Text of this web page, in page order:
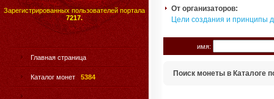
Зарегистрированных пользователей портала
7217.
Главная страница
Каталог монет 5384
От организаторов:
Цели создания и принципы
имя:
Поиск монеты в Каталоге